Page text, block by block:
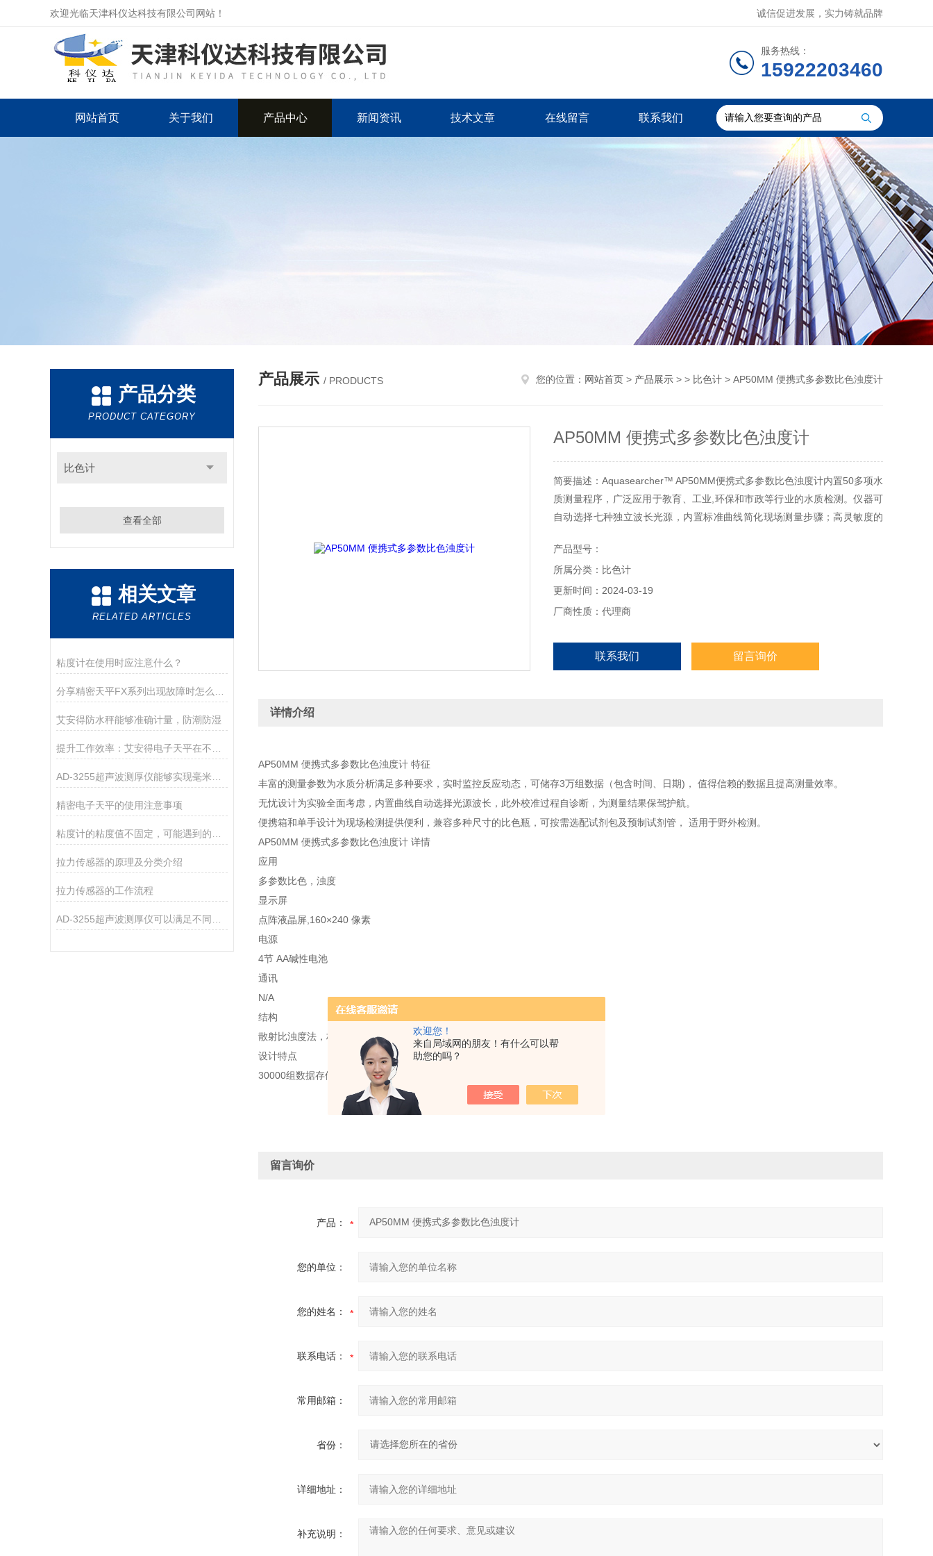
欢迎您！
来自局域网的朋友！有什么可以帮
助您的吗？
欢迎光临天津科仪达科技有限公司网站！ 诚信促进发展，实力铸就品牌
服务热线：
15922203460
网站首页 关于我们 产品中心 新闻资讯 技术文章 在线留言 联系我们
产品分类
PRODUCT CATEGORY
比色计
查看全部
相关文章
RELATED ARTICLES
粘度计在使用时应注意什么？
艾安得防水秤能够准确计量，防潮防湿
精密电子天平的使用注意事项
拉力传感器的原理及分类介绍
拉力传感器的工作流程
产品展示 / PRODUCTS 您的位置： 网站首页 > 产品展示 > > 比色计 > AP50MM 便携式多参数比色浊度计
AP50MM 便携式多参数比色浊度计
简要描述：Aquasearcher™ AP50MM便携式多参数比色浊度计内置50多项水
质测量程序，广泛应用于教育、工业,环保和市政等行业的水质检测。仪器可
自动选择七种独立波长光源，内置标准曲线简化现场测量步骤；高灵敏度的
更灵活方便。
产品型号：
所属分类：比色计
更新时间：2024-03-19
厂商性质：代理商
联系我们 留言询价
详情介绍
AP50MM 便携式多参数比色浊度计 特征
丰富的测量参数为水质分析满足多种要求，实时监控反应动态，可储存3万组数据（包含时间、日期)， 值得信赖的数据且提高测量效率。
无忧设计为实验全面考虑，内置曲线自动选择光源波长，此外校准过程自诊断，为测量结果保驾护航。
便携箱和单手设计为现场检测提供便利，兼容多种尺寸的比色瓶，可按需选配试剂包及预制试剂管， 适用于野外检测。
AP50MM 便携式多参数比色浊度计 详情
应用
多参数比色，浊度
显示屏
点阵液晶屏,160×240 像素
电源
4节 AA碱性电池
通讯
N/A
结构
散射比浊度法，标配便携箱
设计特点
30000组数据存储,包换时间日期，支持自动关机功能
留言询价
产品：
您的单位：
您的姓名：
联系电话：
常用邮箱：
省份：
详细地址：
补充说明：